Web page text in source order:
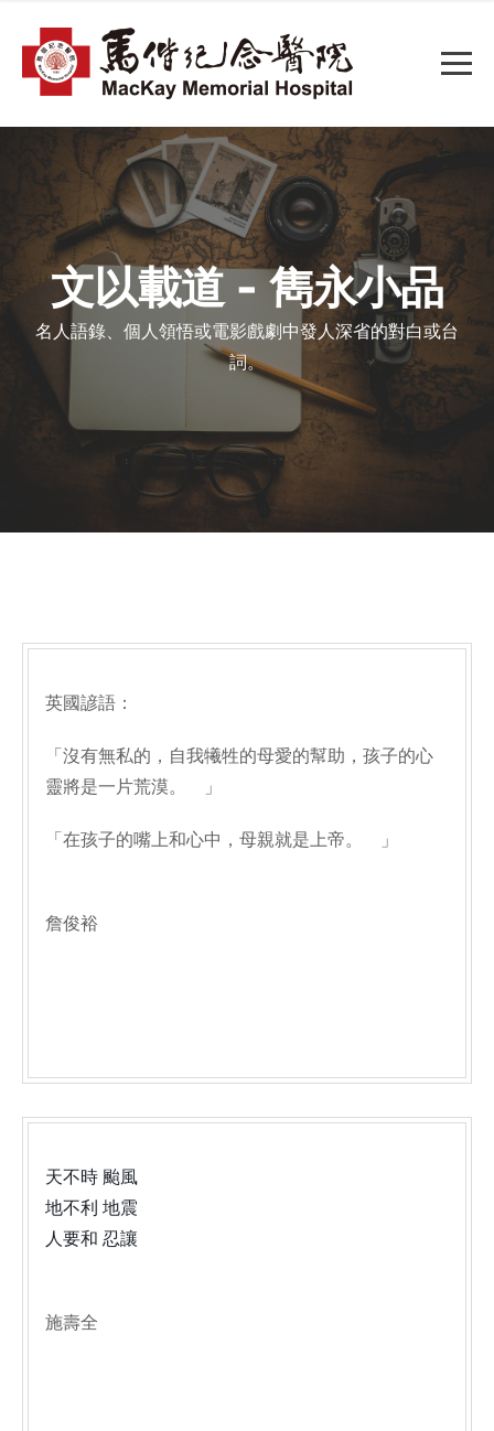
文以載道 - 雋永小品
名人語錄、個人領悟或電影戲劇中發人深省的對白或台
詞。
英國諺語：
「沒有無私的，自我犧牲的母愛的幫助，孩子的心
靈將是一片荒漠。 」
「在孩子的嘴上和心中，母親就是上帝。 」
詹俊裕
天不時 颱風
地不利 地震
人要和 忍讓
施壽全